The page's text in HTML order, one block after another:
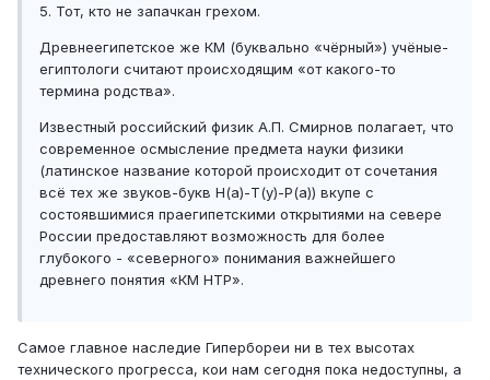
5. Тот, кто не запачкан грехом.
Древнеегипетское же КМ (буквально «чёрный») учёные-
египтологи считают происходящим «от какого-то
термина родства».
Известный российский физик А.П. Смирнов полагает, что
современное осмысление предмета науки физики
(латинское название которой происходит от сочетания
всё тех же звуков-букв Н(а)-Т(у)-Р(а)) вкупе с
состоявшимися праегипетскими открытиями на севере
России предоставляют возможность для более
глубокого - «северного» понимания важнейшего
древнего понятия «КМ НТР».
Самое главное наследие Гипербореи ни в тех высотах
технического прогресса, кои нам сегодня пока недоступны, а